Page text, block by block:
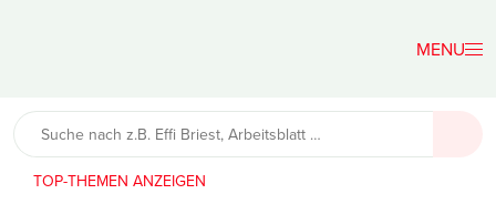
Lehrerfreund
TOP-THEMEN